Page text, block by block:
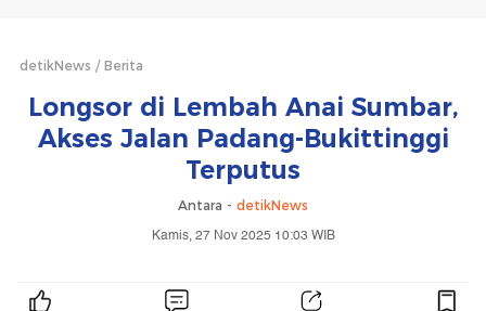
detikNews Berita
Longsor di Lembah Anai Sumbar,
Akses Jalan Padang-Bukittinggi
Terputus
Antara - detikNews
Kamis, 27 Nov 2025 10:03 WIB